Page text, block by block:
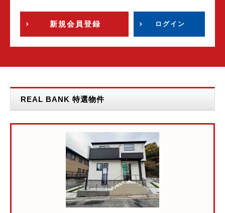
新規会員登録 ログイン
REAL BANK 特選物件